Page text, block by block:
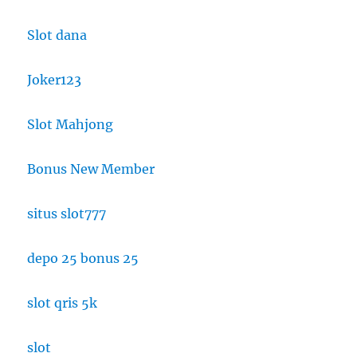
Slot dana
Joker123
Slot Mahjong
Bonus New Member
situs slot777
depo 25 bonus 25
slot qris 5k
slot